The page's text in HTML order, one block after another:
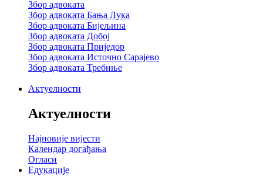
Збор адвоката
Збор адвоката Бања Лука
Збор адвоката Бијељина
Збор адвоката Добој
Збор адвоката Приједор
Збор адвоката Источно Сарајево
Збор адвоката Требиње
Актуелности
Актуелности
Најновије вијести
Календар догађања
Огласи
Едукације